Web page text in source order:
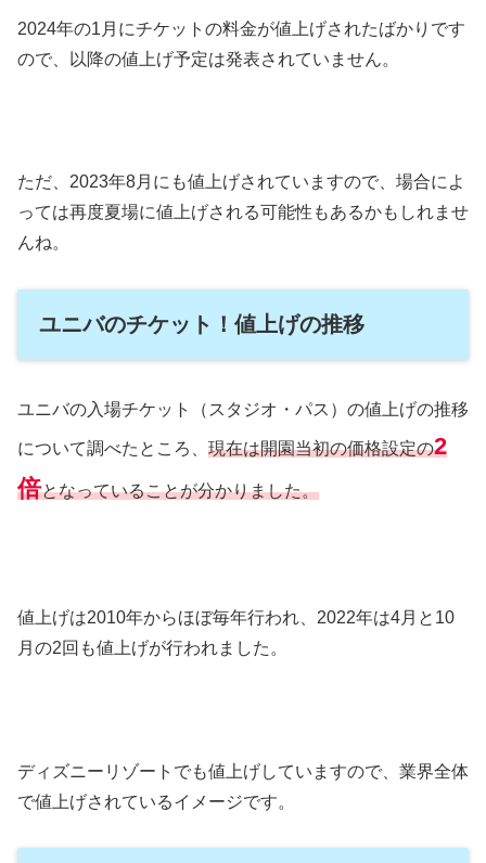
2024年の1月にチケットの料金が値上げされたばかりです
ので、以降の値上げ予定は発表されていません。
ただ、2023年8月にも値上げされていますので、場合によ
っては再度夏場に値上げされる可能性もあるかもしれませ
んね。
ユニバのチケット！値上げの推移
ユニバの入場チケット（スタジオ・パス）の値上げの推移
について調べたところ、 現在は開園当初の価格設定の2
倍となっていることが分かりました。
値上げは2010年からほぼ毎年行われ、2022年は4月と10
月の2回も値上げが行われました。
ディズニーリゾートでも値上げしていますので、業界全体
で値上げされているイメージです。